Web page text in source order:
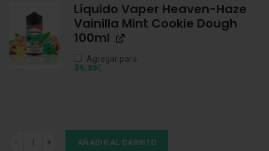
Líquido Vaper Heaven-Haze
Vainilla Mint Cookie Dough
100ml
Agregar para
34,95€
Liquido Ossen Creamy Majestic 50ml cantidad
AÑADIR AL CARRITO